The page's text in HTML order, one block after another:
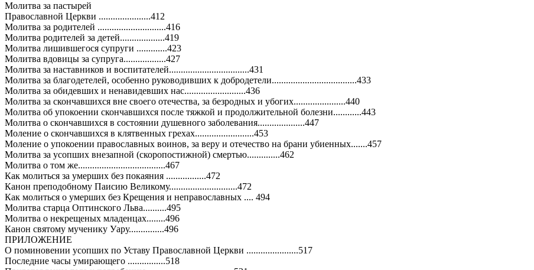
Молитва за пастырей
Православной Церкви ......................412
Молитва за родителей .............................416
Молитва родителей за детей...................419
Молитва лишившегося супруги .............423
Молитва вдовицы за супруга..................427
Молитва за наставников и воспитателей..................................431
Молитва за благодетелей, особенно руководивших к добродетели....................................433
Молитва за обидевших и ненавидевших нас..........................436
Молитва за скончавшихся вне своего отечества, за безродных и убогих......................440
Молитва об упокоении скончавшихся после тяжкой и продолжительной болезни............443
Молитва о скончавшихся в состоянии душевного заболевания....................447
Моление о скончавшихся в клятвенных грехах.........................453
Моление о упокоении православных воинов, за веру и отечество на брани убиенных.......457
Молитва за усопших внезапной (скоропостижной) смертью..............462
Молитва о том же.....................................467
Как молиться за умерших без покаяния .................472
Канон преподобному Паисию Великому.............................472
Как молиться о умерших без Крещения и неправославных .... 494
Молитва старца Оптинского Льва..........495
Молитва о некрещеных младенцах........496
Канон святому мученику Уару...............496
ПРИЛОЖЕНИЕ
О поминовении усопших по Уставу Православной Церкви ......................517
Последние часы умирающего ................518